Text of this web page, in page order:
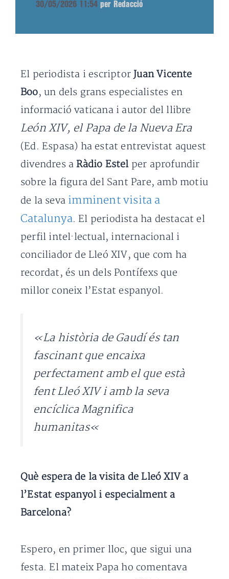
30/05/2026 11:54 per Redacció
El periodista i escriptor Juan Vicente
Boo, un dels grans especialistes en
informació vaticana i autor del llibre
León XIV, el Papa de la Nueva Era
(Ed. Espasa) ha estat entrevistat aquest
divendres aRàdio Estelper aprofundir
sobre la figura del Sant Pare, amb motiu
de la seva imminent visita a
Catalunya. El periodista ha destacat el
perfil intel·lectual, internacional i
conciliador de Lleó XIV, que com ha
recordat, és un dels Pontífexs que
millor coneix l’Estat espanyol.
«La història de Gaudí és tan
fascinant que encaixa
perfectament amb el que està
fent Lleó XIV i amb la seva
encíclicaMagnifica
humanitas«
Què espera de la visita de Lleó XIV a
l’Estat espanyol i especialment a
Barcelona?
Espero, en primer lloc, que sigui una
festa. El mateix Papa ho comentava